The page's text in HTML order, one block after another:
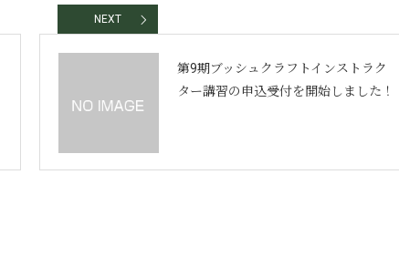
NEXT
第9期ブッシュクラフトインストラク
ター講習の申込受付を開始しました！